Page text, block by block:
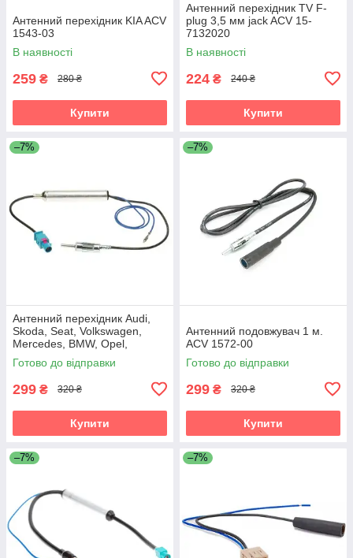
Антенний перехідник KIA ACV
1543-03
В наявності
259 ₴ 280 ₴
Купити
Антенний перехідник TV F-
plug 3,5 мм jack ACV 15-
7132020
В наявності
224 ₴ 240 ₴
Купити
–7%
Антенний перехідник Audi,
Skoda, Seat, Volkswagen,
Mercedes, BMW, Opel,
Citroen, Peugeot, Renault ACV
1524-03
Готово до відправки
299 ₴ 320 ₴
Купити
–7%
Антенний подовжувач 1 м.
ACV 1572-00
Готово до відправки
299 ₴ 320 ₴
Купити
–7% –7%